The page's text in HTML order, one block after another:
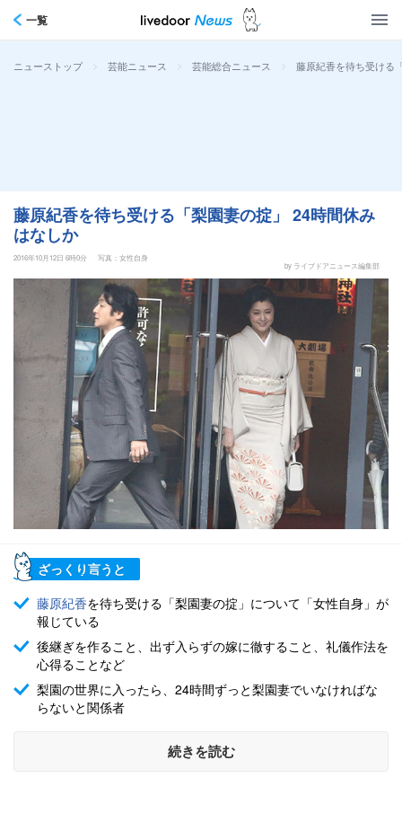
一覧
ニューストップ > 芸能ニュース > 芸能総合ニュース > 藤原紀香を待ち受ける
藤原紀香を待ち受ける「梨園妻の掟」 24時間休み
はなしか
2016年10月12日 6時0分
写真：女性自身
by ライブドアニュース編集部
ざっくり言うと
藤原紀香を待ち受ける「梨園妻の掟」について「女性自身」が
報じている
後継ぎを作ること、出ず入らずの嫁に徹すること、礼儀作法を
心得ることなど
梨園の世界に入ったら、24時間ずっと梨園妻でいなければな
らないと関係者
続きを読む